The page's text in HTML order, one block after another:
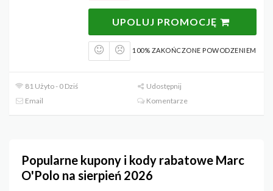
UPOLUJ PROMOCJĘ
100% ZAKOŃCZONE POWODZENIEM
81 Użyto - 0 Dziś
Udostępnij
Email
Komentarze
Popularne kupony i kody rabatowe Marc
O'Polo na sierpień 2026